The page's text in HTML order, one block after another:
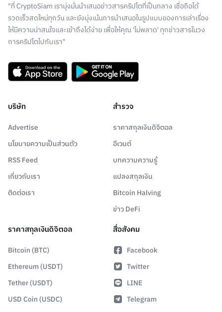
"ที่ CryptoSiam เรามุ่งมั่นนำเสนอข่าวสารคริปโตที่เป็นกลาง เชื่อถือได้
รวดเร็วสดใหม่ทุกวัน และยังมุ่งเน้นการนำเสนอในรูปแบบของการเล่าเรื่อง
ให้มีความน่าสนใจและเข้าถึงได้ง่าย เพื่อให้คุณ 'ไม่พลาด' ทุกข่าวสารในวง
การคริปโตไปกับเรา"
บริษัท
Advertise
นโยบายความเป็นส่วนตัว
RSS Feed
เกี่ยวกับเรา
ติดต่อเรา
สำรวจ
ราคาสกุลเงินดิจิตอล
อีเวนต์
บทความความรู้
แปลงสกุลเงิน
Bitcoin Halving
ข่าว DeFi
ราคาสกุลเงินดิจิตอล
Bitcoin (BTC)
Ethereum (USDT)
Tether (USDT)
USD Coin (USDC)
สื่อสังคม
Facebook
Twitter
LINE
Telegram